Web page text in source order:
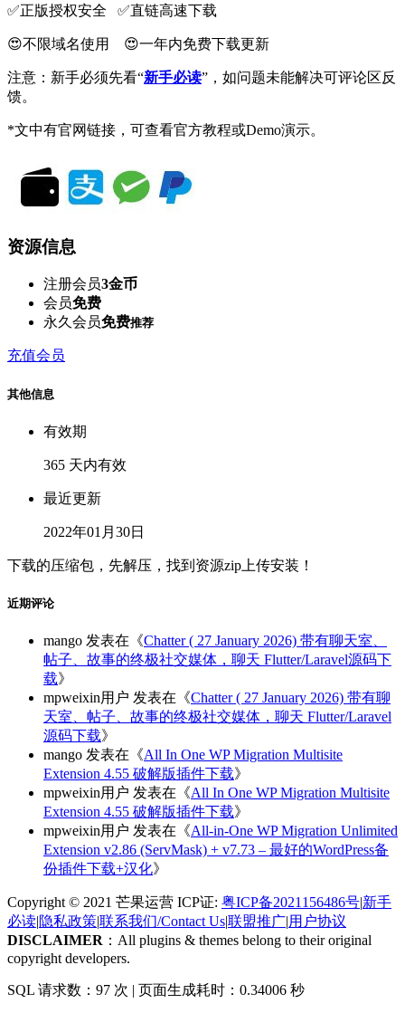
✅️正版授权安全 ✅️直链高速下载
😍不限域名使用 😍一年内免费下载更新
注意：新手必须先看“新手必读”，如问题未能解决可评论区反
馈。
*文中有官网链接，可查看官方教程或Demo演示。
资源信息
注册会员3金币
会员免费
永久会员免费推荐
充值会员
其他信息
有效期
365 天内有效
最近更新
2022年01月30日
下载的压缩包，先解压，找到资源zip上传安装！
近期评论
mango 发表在《Chatter ( 27 January 2026) 带有聊天室、
帖子、故事的终极社交媒体，聊天 Flutter/Laravel源码下
载》
mpweixin用户 发表在《Chatter ( 27 January 2026) 带有聊
天室、帖子、故事的终极社交媒体，聊天 Flutter/Laravel
源码下载》
mango 发表在《All In One WP Migration Multisite
Extension 4.55 破解版插件下载》
mpweixin用户 发表在《All In One WP Migration Multisite
Extension 4.55 破解版插件下载》
mpweixin用户 发表在《All-in-One WP Migration Unlimited
Extension v2.86 (ServMask) + v7.73 – 最好的WordPress备
份插件下载+汉化》
Copyright © 2021 芒果运营 ICP证: 粤ICP备2021156486号|新手
必读|隐私政策|联系我们/Contact Us|联盟推广|用户协议
DISCLAIMER ：All plugins & themes belong to their original
copyright developers.
SQL 请求数：97 次 | 页面生成耗时：0.34006 秒